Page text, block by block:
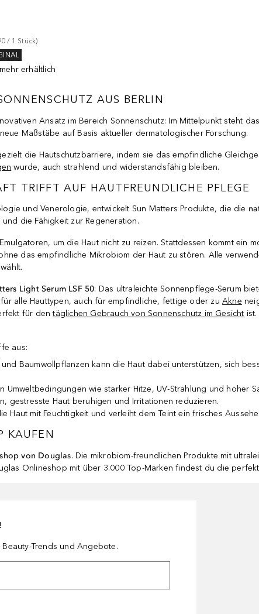
/ 1 Stück)
erhältlich
AUS BERLIN
Ansatz im Bereich Sonnenschutz: Im Mittelpunkt steht
Maßstäbe auf Basis aktueller dermatologischer Forschung.
die Hautschutzbarriere, indem sie das empfindliche
wurde, auch strahlend und widerstandsfähig bleiben.
TRIFFT AUF HAUTFREUNDLICHE PFLEGE
und Venerologie, entwickelt Sun Matters Produkte, die die
die Fähigkeit zur Regeneration.
um die Haut nicht zu reizen. Stattdessen kommt ein
das empfindliche Mikrobiom der Haut zu stören. Alle
Light Serum LSF 50: Das ultraleichte Sonnenpflege-Serum
alle Hauttypen, auch für empfindliche, fettige oder zuAkne
für dentäglichen Gebrauch von Sonnenschutz im Gesicht
aus:
Baumwollpflanzen kann die Haut dabei unterstützen, sich
wie starker Hitze, UV-Strahlung und hoher
gestresste Haut beruhigen und Irritationen reduzieren.
Haut mit Feuchtigkeit und verleiht dem Teint ein frisches
KAUFEN
von Douglas. Die mikrobiom-freundlichen Produkte mit
Onlineshop mit über 3.000 Top-Marken findest du die
Trends und Angebote.